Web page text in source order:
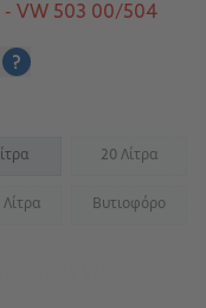
- VW 503 00/504
?
20 Λίτρα
(Not
(Not available)Βυτιοφόρο
(Not